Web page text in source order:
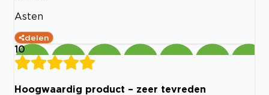
Asten
delen
10
Hoogwaardig product – zeer tevreden